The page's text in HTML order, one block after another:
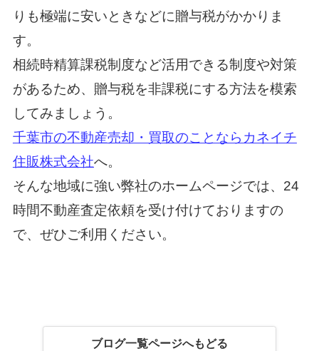
りも極端に安いときなどに贈与税がかかりま
す。
相続時精算課税制度など活用できる制度や対策
があるため、贈与税を非課税にする方法を模索
してみましょう。
千葉市の不動産売却・買取のことならカネイチ
住販株式会社へ。
そんな地域に強い弊社のホームページでは、24
時間不動産査定依頼を受け付けておりますの
で、ぜひご利用ください。
ブログ一覧ページへもどる